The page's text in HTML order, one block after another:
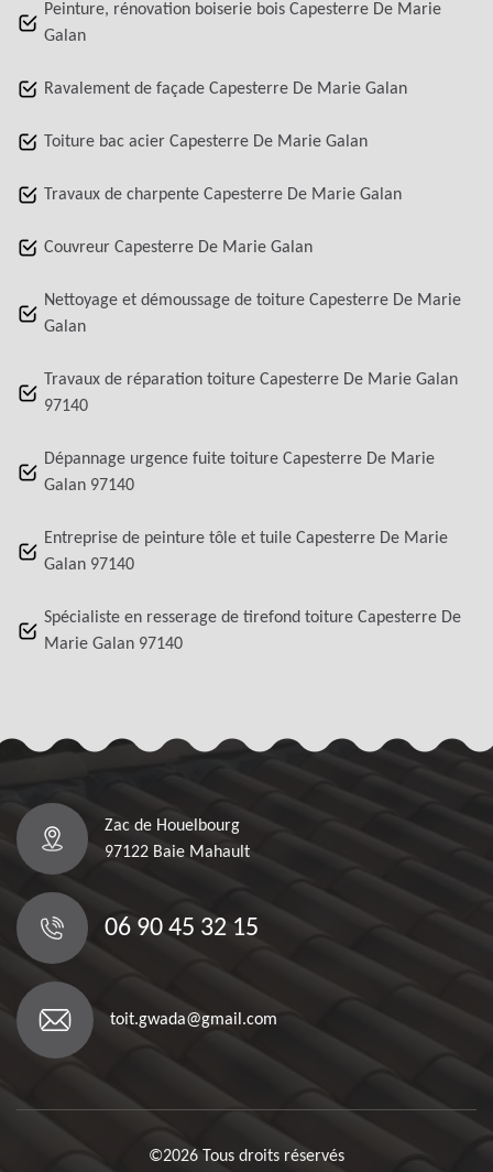
Peinture, rénovation boiserie bois Capesterre De Marie
Galan
Ravalement de façade Capesterre De Marie Galan
Toiture bac acier Capesterre De Marie Galan
Travaux de charpente Capesterre De Marie Galan
Couvreur Capesterre De Marie Galan
Nettoyage et démoussage de toiture Capesterre De Marie
Galan
Travaux de réparation toiture Capesterre De Marie Galan
97140
Dépannage urgence fuite toiture Capesterre De Marie
Galan 97140
Entreprise de peinture tôle et tuile Capesterre De Marie
Galan 97140
Spécialiste en resserage de tirefond toiture Capesterre De
Marie Galan 97140
Zac de Houelbourg
97122 Baie Mahault
06 90 45 32 15
toit.gwada@gmail.com
©2026 Tous droits réservés